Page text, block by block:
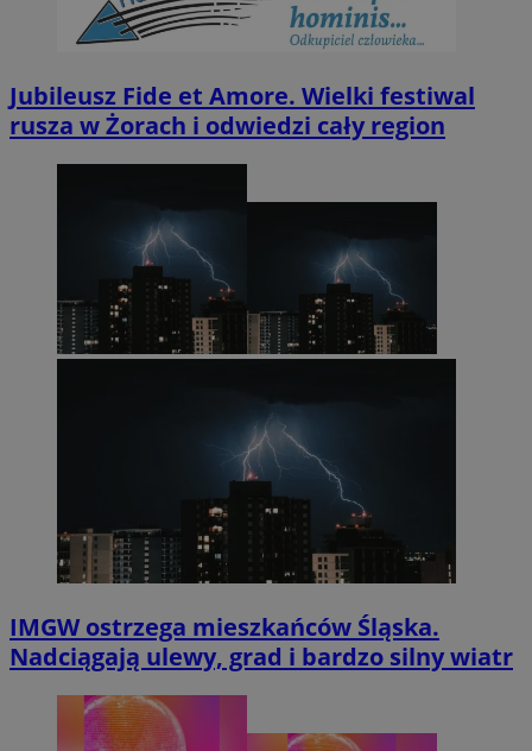
Jubileusz Fide et Amore. Wielki festiwal
rusza w Żorach i odwiedzi cały region
IMGW ostrzega mieszkańców Śląska.
Nadciągają ulewy, grad i bardzo silny wiatr